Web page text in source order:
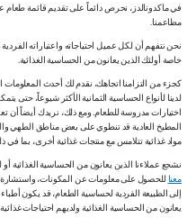
في ماكدونالدز، نحرص دائماً على تقديم قائمة طعام
مطاعمنا.
نحن نتفهم أن لكل عميل احتياجاته واعتباراته
خاصة أولئك الذين يعانون من الحساسية الغذائية.
كجزء من التزامنا اتجاهك، نقدم لك أحدث المعلومات
لدينا لأنواع الحساسية الثمانية الأكثر شيوعاً، حتى
اختيارات مدروسة للطعام. ومع ذلك، نريدك أيضاً أن
المطبخ العادية قد تنطوي على بعض مناطق الطهي
مواد غذائية تتلامس مع منتجات غذائية أخرى، بما
نشجع عملاءنا الذين يعانون من الحساسية الغذائية
معنا للحصول على معلومات عن المكونات، واستشارة
إلى الطبيعة الفردية لحساسية الطعام، قد يكون
يعانون من الحساسية الغذائية ولديهم احتياجات